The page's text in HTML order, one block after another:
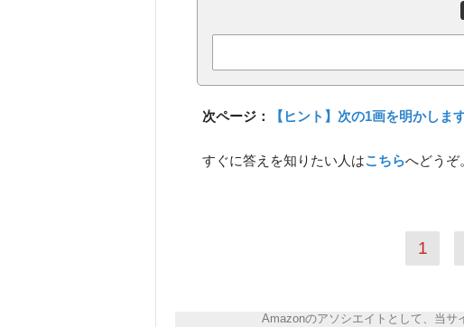
次ページ： 【ヒント】次の1画を明かし
すぐに答えを知りたい人はこちらへどうぞ
1
Amazonのアソシエイトとして、当サ